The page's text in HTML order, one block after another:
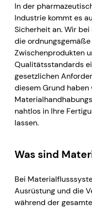
In der
Industrie kommt es
Sicherheit an. Wir
die
Zwischenprodukten
Qualitätsstandards
gesetzlichen
diesem Grund
nahtlos in Ihre
lassen.
Was sind
Bei
Ausrüstung und die
während der